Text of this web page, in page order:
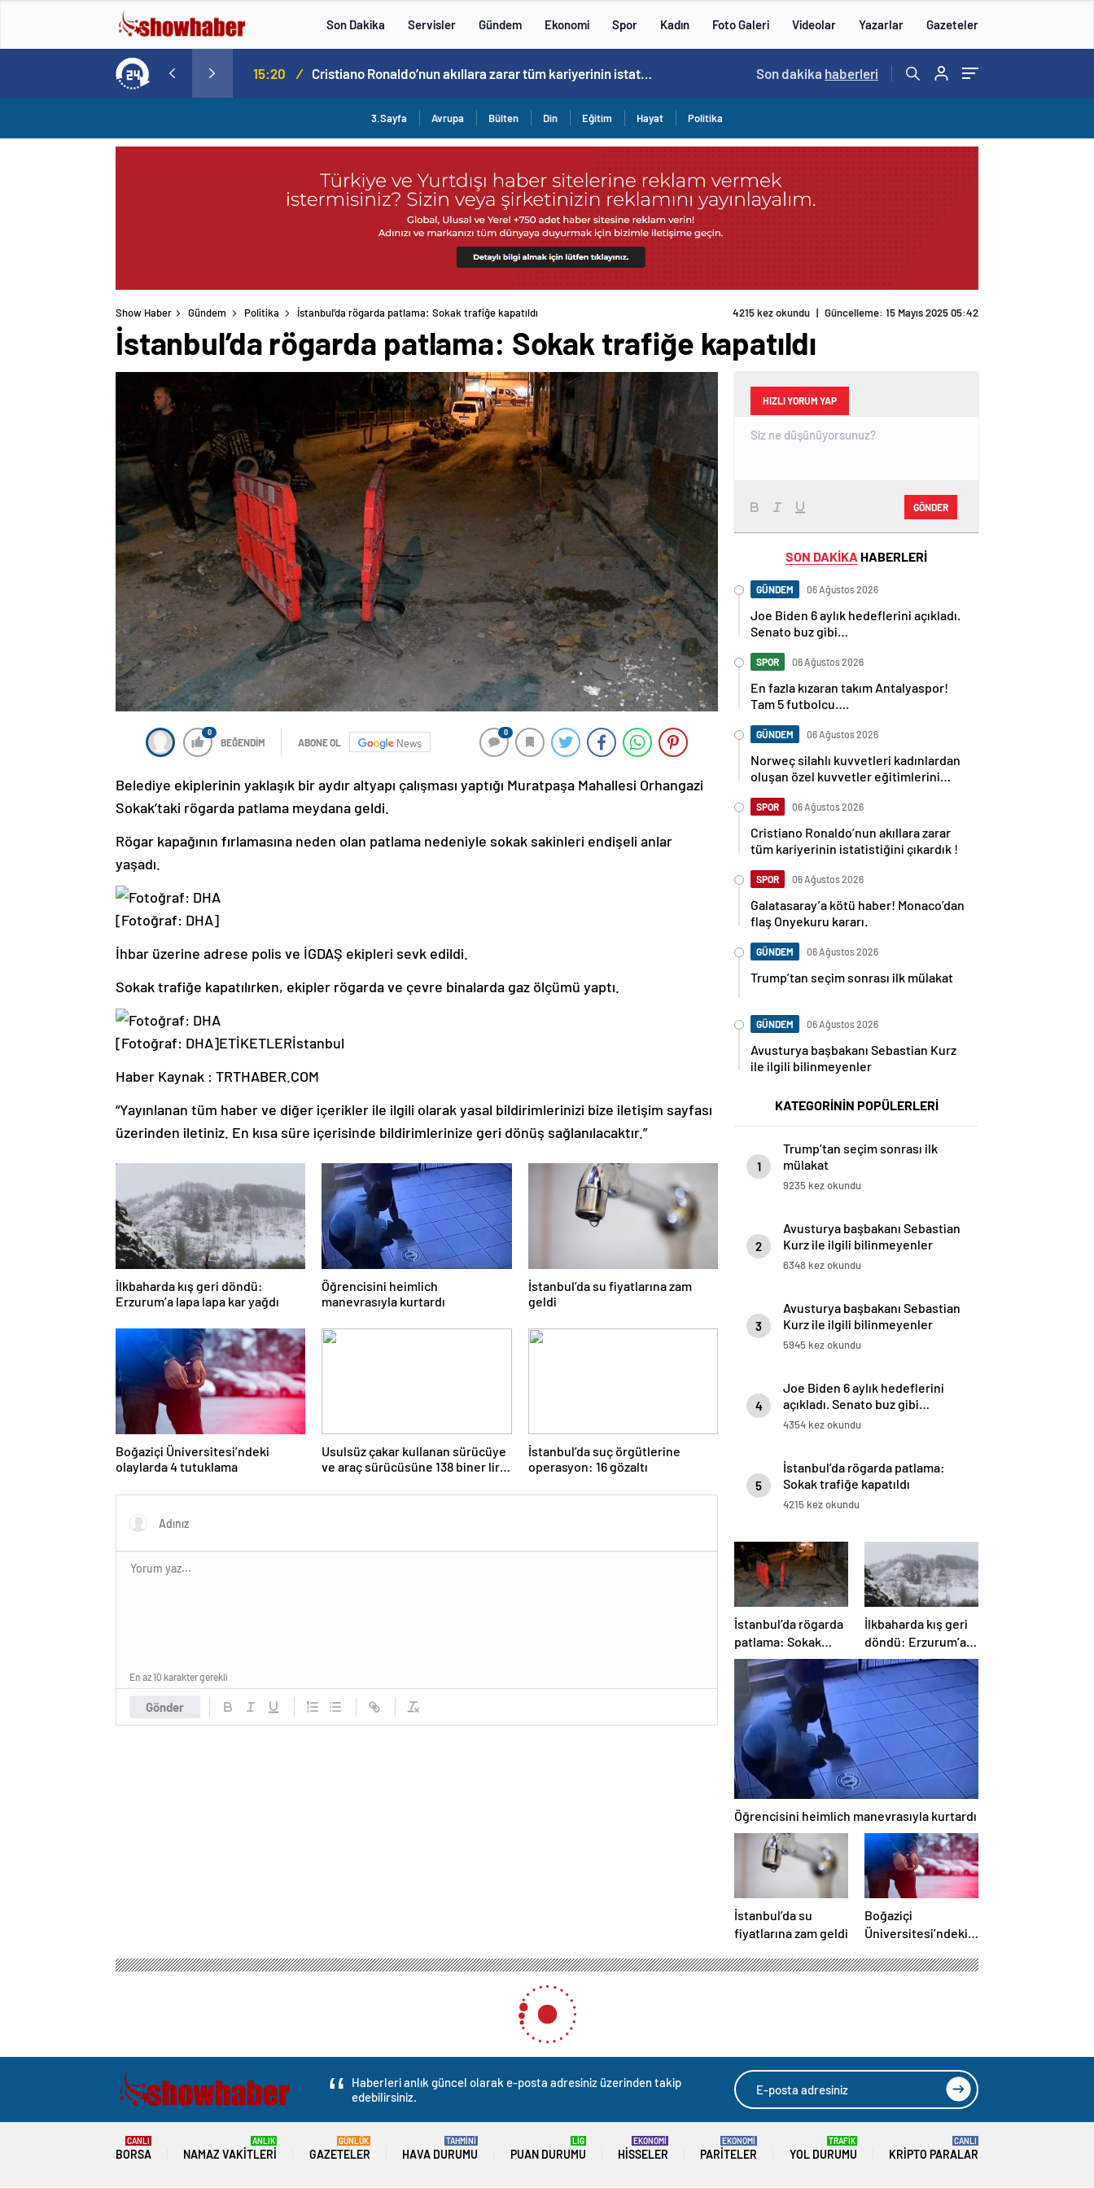
Son Dakika Servisler Gündem Ekonomi Spor Kadın Foto Galeri Videolar Yazarlar Gazeteler
Norweç silahlı kuvvetleri kadınlardan oluşan özel kuvvetler eğitimlerini başlattı. 15:20 / Cristiano Ronaldo’nun akıllara zarar tüm kariyerinin istatistiğini çıkardık ! 14:57 /
Son dakika haberleri
3.Sayfa Avrupa Bülten Din Eğitim Hayat Politika
Show Haber Gündem Politika İstanbul’da rögarda patlama: Sokak trafiğe kapatıldı 4215 kez okundu | Güncelleme: 15 Mayıs 2025 05:42
İstanbul’da rögarda patlama: Sokak trafiğe kapatıldı
0
BEĞENDİM ABONE OL News
0
Belediye ekiplerinin yaklaşık bir aydır altyapı çalışması yaptığı Muratpaşa Mahallesi Orhangazi
Sokak’taki rögarda patlama meydana geldi.
Rögar kapağının fırlamasına neden olan patlama nedeniyle sokak sakinleri endişeli anlar
yaşadı.
[Fotoğraf: DHA]
İhbar üzerine adrese polis ve İGDAŞ ekipleri sevk edildi.
Sokak trafiğe kapatılırken, ekipler rögarda ve çevre binalarda gaz ölçümü yaptı.
[Fotoğraf: DHA]ETİKETLERİstanbul
Haber Kaynak : TRTHABER.COM
“Yayınlanan tüm haber ve diğer içerikler ile ilgili olarak yasal bildirimlerinizi bize iletişim sayfası
üzerinden iletiniz. En kısa süre içerisinde bildirimlerinize geri dönüş sağlanılacaktır.”
İlkbaharda kış geri döndü:
Erzurum’a lapa lapa kar yağdı
Öğrencisini heimlich
manevrasıyla kurtardı
İstanbul’da su fiyatlarına zam
geldi
Boğaziçi Üniversitesi’ndeki
olaylarda 4 tutuklama
Usulsüz çakar kullanan sürücüye
ve araç sürücüsüne 138 biner lira
İstanbul’da suç örgütlerine
operasyon: 16 gözaltı
Gönder
En az 10 karakter gerekli
HIZLI YORUM YAP
GÖNDER
SON DAKİKA HABERLERİ
GÜNDEM 06 Ağustos 2026
Joe Biden 6 aylık hedeflerini açıkladı.
Senato buz gibi…
SPOR 06 Ağustos 2026
En fazla kızaran takım Antalyaspor!
Tam 5 futbolcu….
GÜNDEM 06 Ağustos 2026
Norweç silahlı kuvvetleri kadınlardan
oluşan özel kuvvetler eğitimlerini
SPOR 06 Ağustos 2026
Cristiano Ronaldo’nun akıllara zarar
tüm kariyerinin istatistiğini çıkardık !
SPOR 06 Ağustos 2026
Galatasaray’a kötü haber! Monaco’dan
flaş Onyekuru kararı.
GÜNDEM 06 Ağustos 2026
Trump’tan seçim sonrası ilk mülakat
GÜNDEM 06 Ağustos 2026
Avusturya başbakanı Sebastian Kurz
ile ilgili bilinmeyenler
KATEGORİNİN POPÜLERLERİ
1
Trump’tan seçim sonrası ilk
mülakat
9235 kez okundu
2
Avusturya başbakanı Sebastian
Kurz ile ilgili bilinmeyenler
6348 kez okundu
3
Avusturya başbakanı Sebastian
Kurz ile ilgili bilinmeyenler
5945 kez okundu
4
Joe Biden 6 aylık hedeflerini
açıkladı. Senato buz gibi…
4354 kez okundu
5
İstanbul’da rögarda patlama:
Sokak trafiğe kapatıldı
4215 kez okundu
İstanbul’da rögarda
patlama: Sokak
trafiğe kapatıldı
İlkbaharda kış geri
döndü: Erzurum’a
lapa lapa kar yağdı
Öğrencisini heimlich manevrasıyla kurtardı
İstanbul’da su
fiyatlarına zam geldi
Boğaziçi
Üniversitesi’ndeki
tutuklama
Haberleri anlık güncel olarak e-posta adresiniz üzerinden takip
edebilirsiniz.
BORSA
CANLI
NAMAZ VAKITLERI
ANLIK
GAZETELER
GÜNLÜK
HAVA DURUMU
TAHMİNİ
PUAN DURUMU
LİG
HISSELER
EKONOMİ
PARITELER
EKONOMİ
YOL DURUMU
TRAFİK
KRIPTO PARALAR
CANLI